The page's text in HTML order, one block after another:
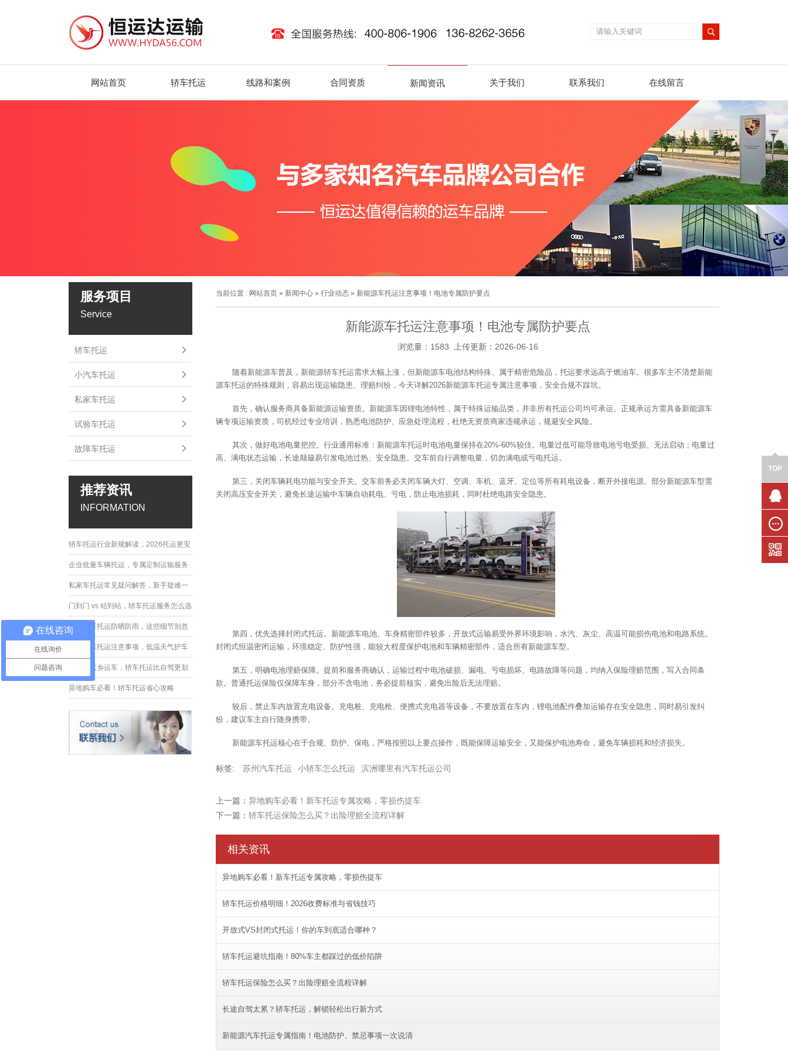
网站首页 轿车托运 线路和案例 合同资质 新闻资讯 关于我们 联系我们 在线留言
服务项目
Service
轿车托运
小汽车托运
私家车托运
试验车托运
故障车托运
推荐资讯
INFORMATION
轿车托运行业新规解读，2026托运更安
全规范
企业批量车辆托运，专属定制运输服务
优势
私家车托运常见疑问解答，新手疑难一
次性解决
门到门 vs 站到站，轿车托运服务怎么选
夏季轿车托运防晒防雨，这些细节别忽
冬季轿车托运注意事项，低温天气护车
节假日返乡运车，轿车托运比自驾更划
算
异地购车必看！轿车托运省心攻略
当前位置 : 网站首页 » 新闻中心 » 行业动态 » 新能源车托运注意事项！电池专属防护要点
新能源车托运注意事项！电池专属防护要点
浏览量：1583 上传更新：2026-06-16
随着新能源车普及，新能源轿车托运需求大幅上涨，但新能源车电池结构特殊、属于精密危险品，托运要求远高于燃油车。很多车主不清楚新能
源车托运的特殊规则，容易出现运输隐患、理赔纠纷，今天详解2026新能源车托运专属注意事项，安全合规不踩坑。
首先，确认服务商具备新能源运输资质。新能源车因锂电池特性，属于特殊运输品类，并非所有托运公司均可承运。正规承运方需具备新能源车
辆专项运输资质，司机经过专业培训，熟悉电池防护、应急处理流程，杜绝无资质商家违规承运，规避安全风险。
其次，做好电池电量把控。行业通用标准：新能源车托运时电池电量保持在20%-60%较佳。电量过低可能导致电池亏电受损、无法启动；电量过
高、满电状态运输，长途颠簸易引发电池过热、安全隐患。交车前自行调整电量，切勿满电或亏电托运。
第三，关闭车辆耗电功能与安全开关。交车前务必关闭车辆大灯、空调、车机、蓝牙、定位等所有耗电设备，断开外接电源。部分新能源车型需
关闭高压安全开关，避免长途运输中车辆自动耗电、亏电，防止电池损耗，同时杜绝电路安全隐患。
第四，优先选择封闭式托运。新能源车电池、车身精密部件较多，开放式运输易受外界环境影响，水汽、灰尘、高温可能损伤电池和电路系统。
封闭式恒温密闭运输，环境稳定、防护性强，能较大程度保护电池和车辆精密部件，适合所有新能源车型。
第五，明确电池理赔保障。提前和服务商确认，运输过程中电池破损、漏电、亏电损坏、电路故障等问题，均纳入保险理赔范围，写入合同条
款。普通托运保险仅保障车身，部分不含电池，务必提前核实，避免出险后无法理赔。
较后，禁止车内放置充电设备。充电桩、充电枪、便携式充电器等设备，不要放置在车内，锂电池配件叠加运输存在安全隐患，同时易引发纠
纷，建议车主自行随身携带。
新能源车托运核心在于合规、防护、保电，严格按照以上要点操作，既能保障运输安全，又能保护电池寿命，避免车辆损耗和经济损失。
标签: 苏州汽车托运 小轿车怎么托运 滨洲哪里有汽车托运公司
上一篇： 异地购车必看！新车托运专属攻略，零损伤提车
下一篇： 轿车托运保险怎么买？出险理赔全流程详解
相关资讯
异地购车必看！新车托运专属攻略，零损伤提车
轿车托运价格明细！2026收费标准与省钱技巧
开放式VS封闭式托运！你的车到底适合哪种？
轿车托运避坑指南！80%车主都踩过的低价陷阱
轿车托运保险怎么买？出险理赔全流程详解
长途自驾太累？轿车托运，解锁轻松出行新方式
新能源汽车托运专属指南！电池防护、禁忌事项一次说清
TOP
联系我
在线留
在线咨询
在线询价
问题咨询